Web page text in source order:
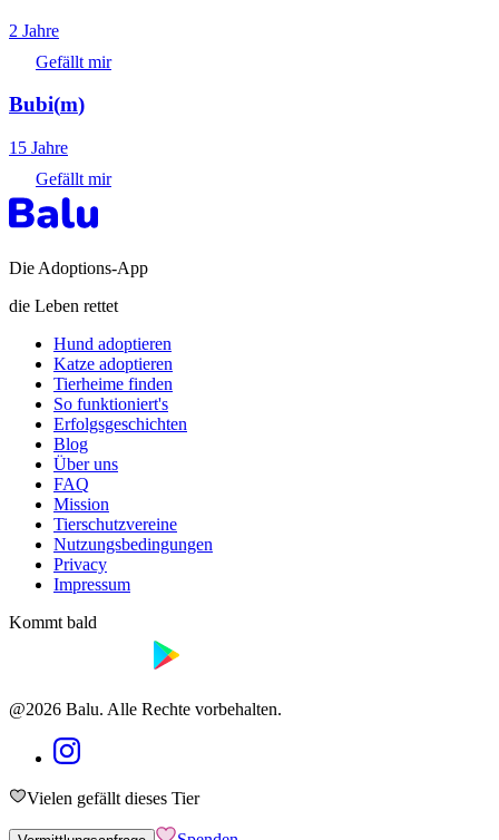
2 Jahre
Gefällt mir
Bubi(m)
15 Jahre
Gefällt mir
Die Adoptions-App
die Leben rettet
Hund adoptieren
Katze adoptieren
Tierheime finden
So funktioniert's
Erfolgsgeschichten
Blog
Über uns
FAQ
Mission
Tierschutzvereine
Nutzungsbedingungen
Privacy
Impressum
Kommt bald
@2026 Balu. Alle Rechte vorbehalten.
Vielen gefällt dieses Tier